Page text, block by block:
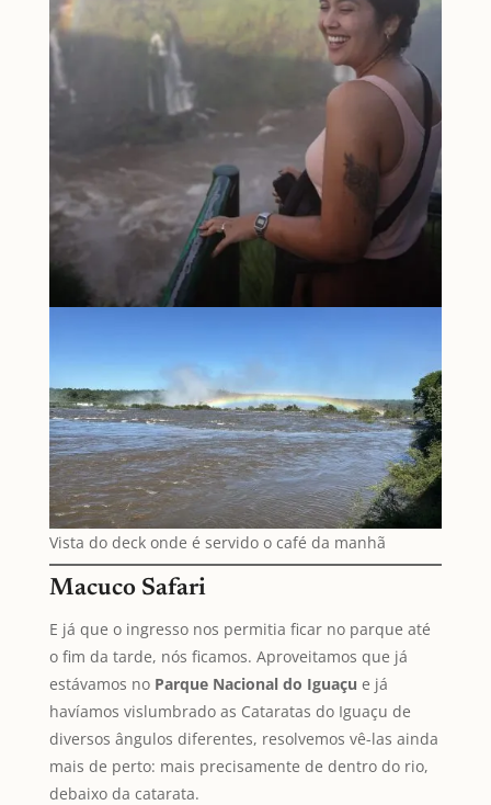
Vista do deck onde é servido o café da manhã
Macuco Safari
E já que o ingresso nos permitia ficar no parque até
o fim da tarde, nós ficamos. Aproveitamos que já
estávamos no Parque Nacional do Iguaçu e já
havíamos vislumbrado as Cataratas do Iguaçu de
diversos ângulos diferentes, resolvemos vê-las ainda
mais de perto: mais precisamente de dentro do rio,
debaixo da catarata.